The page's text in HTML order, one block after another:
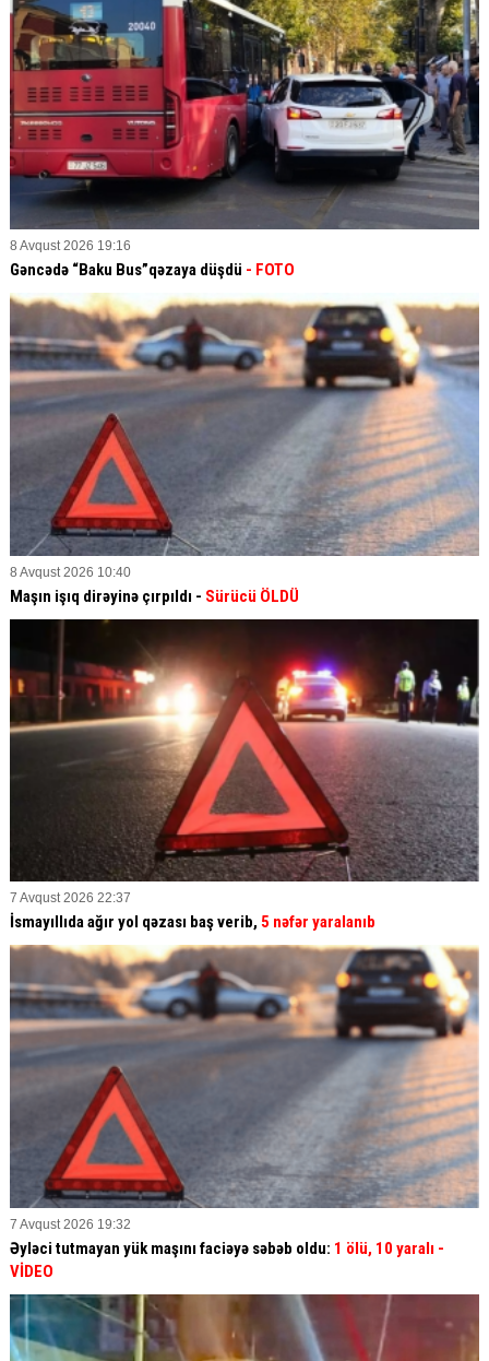
8 Avqust 2026 19:16
Gəncədə “Baku Bus”qəzaya düşdü - FOTO
8 Avqust 2026 10:40
Maşın işıq dirəyinə çırpıldı - Sürücü ÖLDÜ
7 Avqust 2026 22:37
İsmayıllıda ağır yol qəzası baş verib, 5 nəfər yaralanıb
7 Avqust 2026 19:32
Əyləci tutmayan yük maşını faciəyə səbəb oldu: 1 ölü, 10 yaralı -
VİDEO